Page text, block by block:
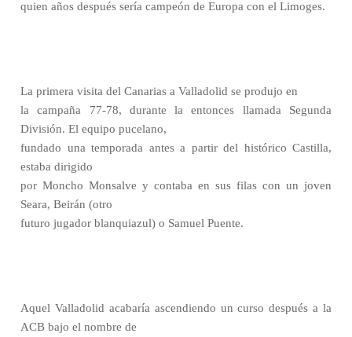
quien años después sería campeón de Europa con el Limoges.
La primera visita del Canarias a Valladolid se produjo en
la campaña 77-78, durante la entonces llamada Segunda
División. El equipo pucelano,
fundado una temporada antes a partir del histórico Castilla,
estaba dirigido
por Moncho Monsalve y contaba en sus filas con un joven
Seara, Beirán (otro
futuro jugador blanquiazul) o Samuel Puente.
Aquel Valladolid acabaría ascendiendo un curso después a la
ACB bajo el nombre de